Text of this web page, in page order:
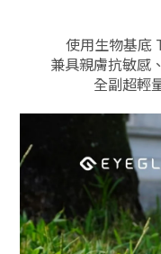
使用生物基底
兼具親膚抗敏感
全副超輕